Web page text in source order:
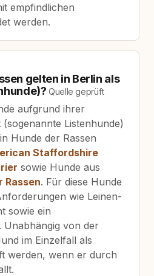
empfindlichen
werden.
gelten in Berlin als
Quelle geprüft
aufgrund ihrer
(sogenannte Listenhunde)
Hunde der Rassen
Staffordshire
sowie Hunde aus
Rassen. Für diese Hunde
wie Leinen-
sowie ein
Unabhängig von der
im Einzelfall als
werden, wenn er durch